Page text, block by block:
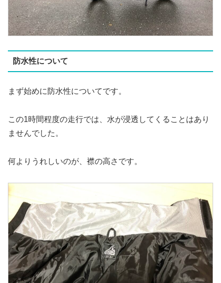
防水性について
まず始めに防水性についてです。
この1時間程度の走行では、水が浸透してくることはあり
ませんでした。
何よりうれしいのが、襟の高さです。